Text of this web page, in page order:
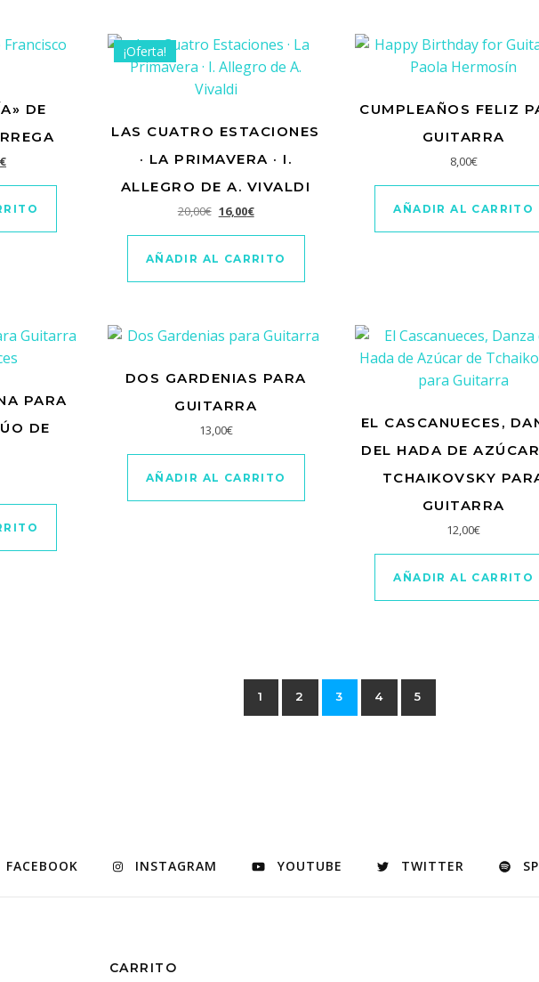
DE
original era: 15,00€.
€El precio actual es: 11,00€.
¡Oferta!
LAS CUATRO ESTACIONES
· LA PRIMAVERA · I.
ALLEGRO DE A. VIVALDI
20,00€ El precio original era: 20,00€.
16,00€El precio actual es: 16,00€.
AÑADIR AL CARRITO
CUMPLEAÑOS FELIZ
GUITARRA
8,00€
AÑADIR AL CARRITO
PARA
DE
DOS GARDENIAS PARA
GUITARRA
13,00€
AÑADIR AL CARRITO
EL CASCANUECES,
DEL HADA DE
TCHAIKOVSKY
GUITARRA
12,00€
AÑADIR AL CARRITO
1 2 3 4 5
FACEBOOK INSTAGRAM YOUTUBE TWITTER
CARRITO